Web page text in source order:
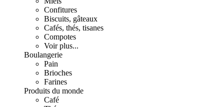
Confitures
Biscuits, gâteaux
Cafés, thés, tisanes
Compotes
Voir plus...
Boulangerie
Pain
Brioches
Farines
Produits du monde
Café